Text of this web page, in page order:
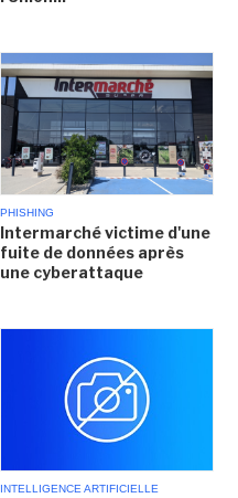
PHISHING
Intermarché victime d'une
fuite de données après
une cyberattaque
INTELLIGENCE ARTIFICIELLE